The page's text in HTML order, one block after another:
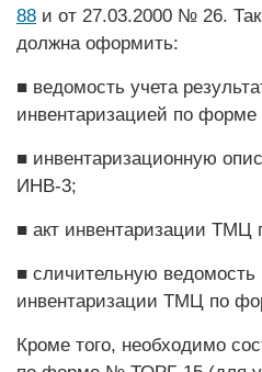
88 и от 27.03.2000 № 26.
должна оформить:
■ ведомость учета
инвентаризацией по
■ инвентаризационную
ИНВ-3;
■ акт инвентаризации
■ сличительную ведомость
инвентаризации ТМЦ по
Кроме того, необходимо